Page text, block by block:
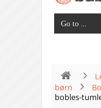
børn
bobles-